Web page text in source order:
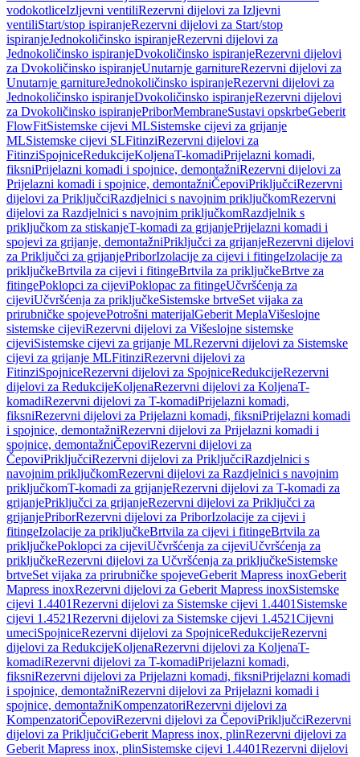
vodokotliceIzljevni ventiliRezervni dijelovi za Izljevni
ventiliStart/stop ispiranjeRezervni dijelovi za Start/stop
ispiranjeJednokoličinsko ispiranjeRezervni dijelovi za
Jednokoličinsko ispiranjeDvokoličinsko ispiranjeRezervni dijelovi
za Dvokoličinsko ispiranjeUnutarnje garnitureRezervni dijelovi za
Unutarnje garnitureJednokoličinsko ispiranjeRezervni dijelovi za
Jednokoličinsko ispiranjeDvokoličinsko ispiranjeRezervni dijelovi
za Dvokoličinsko ispiranjePriborMembraneSustavi opskrbeGeberit
FlowFitSistemske cijevi MLSistemske cijevi za grijanje
MLSistemske cijevi SLFitinziRezervni dijelovi za
FitinziSpojniceRedukcijeKoljenaT-komadiPrijelazni komadi,
fiksniPrijelazni komadi i spojnice, demontažniRezervni dijelovi za
Prijelazni komadi i spojnice, demontažniČepoviPriključciRezervni
dijelovi za PriključciRazdjelnici s navojnim priključkomRezervni
dijelovi za Razdjelnici s navojnim priključkomRazdjelnik s
priključkom za stiskanjeT-komadi za grijanjePrijelazni komadi i
spojevi za grijanje, demontažniPriključci za grijanjeRezervni dijelovi
za Priključci za grijanjePriborIzolacije za cijevi i fitingeIzolacije za
priključkeBrtvila za cijevi i fitingeBrtvila za priključkeBrtve za
fitingePoklopci za cijeviPoklopac za fitingeUčvršćenja za
cijeviUčvršćenja za priključkeSistemske brtveSet vijaka za
prirubničke spojevePotrošni materijalGeberit MeplaVišeslojne
sistemske cijeviRezervni dijelovi za Višeslojne sistemske
cijeviSistemske cijevi za grijanje MLRezervni dijelovi za Sistemske
cijevi za grijanje MLFitinziRezervni dijelovi za
FitinziSpojniceRezervni dijelovi za SpojniceRedukcijeRezervni
dijelovi za RedukcijeKoljenaRezervni dijelovi za KoljenaT-
komadiRezervni dijelovi za T-komadiPrijelazni komadi,
fiksniRezervni dijelovi za Prijelazni komadi, fiksniPrijelazni komadi
i spojnice, demontažniRezervni dijelovi za Prijelazni komadi i
spojnice, demontažniČepoviRezervni dijelovi za
ČepoviPriključciRezervni dijelovi za PriključciRazdjelnici s
navojnim priključkomRezervni dijelovi za Razdjelnici s navojnim
priključkomT-komadi za grijanjeRezervni dijelovi za T-komadi za
grijanjePriključci za grijanjeRezervni dijelovi za Priključci za
grijanjePriborRezervni dijelovi za PriborIzolacije za cijevi i
fitingeIzolacije za priključkeBrtvila za cijevi i fitingeBrtvila za
priključkePoklopci za cijeviUčvršćenja za cijeviUčvršćenja za
priključkeRezervni dijelovi za Učvršćenja za priključkeSistemske
brtveSet vijaka za prirubničke spojeveGeberit Mapress inoxGeberit
Mapress inoxRezervni dijelovi za Geberit Mapress inoxSistemske
cijevi 1.4401Rezervni dijelovi za Sistemske cijevi 1.4401 Sistemske
cijevi 1.4521Rezervni dijelovi za Sistemske cijevi 1.4521Cijevni
umeciSpojniceRezervni dijelovi za SpojniceRedukcijeRezervni
dijelovi za RedukcijeKoljenaRezervni dijelovi za KoljenaT-
komadiRezervni dijelovi za T-komadiPrijelazni komadi,
fiksniRezervni dijelovi za Prijelazni komadi, fiksniPrijelazni komadi
i spojnice, demontažniRezervni dijelovi za Prijelazni komadi i
spojnice, demontažniKompenzatoriRezervni dijelovi za
KompenzatoriČepoviRezervni dijelovi za ČepoviPriključciRezervni
dijelovi za PriključciGeberit Mapress inox, plinRezervni dijelovi za
Geberit Mapress inox, plinSistemske cijevi 1.4401Rezervni dijelovi